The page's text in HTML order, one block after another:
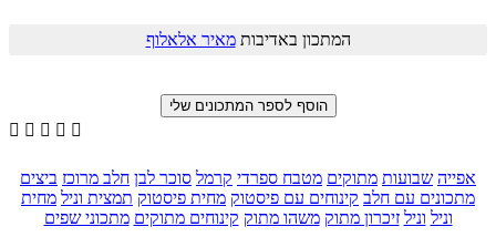
המתכון באדיבותמאיר אלאלוף
    
אפייה שבועות מתוקים מטבח ספרדי קרמל סוכר לבן חלב מרוכז ביצים
מתכונים עם חלב קינוחים עם פיסטוק מחית פיסטוק תמצית וניל מחית
וניל וניל זיכרון מתוק משהו מתוק קינוחים מתוקים מתכוני שפים